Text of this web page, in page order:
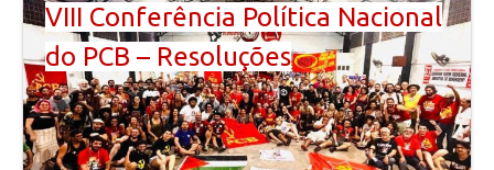
VIII Conferência Política Nacional
do PCB – Resoluções